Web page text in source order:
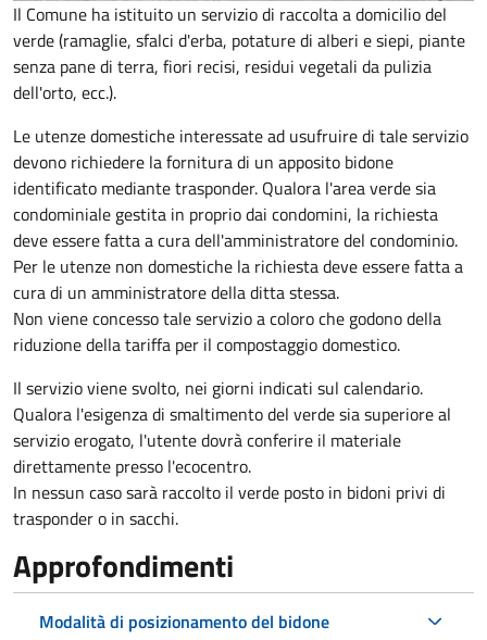
Il Comune ha istituito un servizio di raccolta a domicilio del
verde (ramaglie, sfalci d'erba, potature di alberi e siepi, piante
senza pane di terra, fiori recisi, residui vegetali da pulizia
dell'orto, ecc.).
Le utenze domestiche interessate ad usufruire di tale servizio
devono richiedere la fornitura di un apposito bidone
identificato mediante trasponder. Qualora l'area verde sia
condominiale gestita in proprio dai condomini, la richiesta
deve essere fatta a cura dell'amministratore del condominio.
Per le utenze non domestiche la richiesta deve essere fatta a
cura di un amministratore della ditta stessa.
Non viene concesso tale servizio a coloro che godono della
riduzione della tariffa per il compostaggio domestico.
Il servizio viene svolto, nei giorni indicati sul calendario.
Qualora l'esigenza di smaltimento del verde sia superiore al
servizio erogato, l'utente dovrà conferire il materiale
direttamente presso l'ecocentro.
In nessun caso sarà raccolto il verde posto in bidoni privi di
trasponder o in sacchi.
Approfondimenti
Modalità di posizionamento del bidone